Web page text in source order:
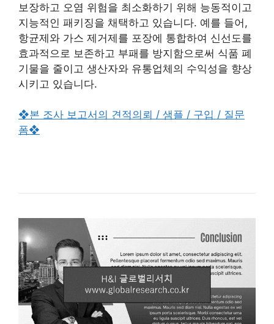
보장하고 오염 위험을 최소화하기 위해 능동적이고
지능적인 패키징을 채택하고 있습니다. 예를 들어,
항균제와 가스 제거제를 포장에 통합하여 신선도를
효과적으로 보존하고 부패를 방지함으로써 식품 폐
기물을 줄이고 생산자와 유통업체의 수익성을 향상
시키고 있습니다.
❖본 조사 보고서의 견적의뢰 / 샘플 / 구입 / 질문
폼❖